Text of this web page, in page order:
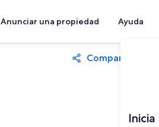
Anunciar una propiedad Ayuda
Compartir